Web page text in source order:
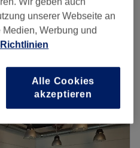
Karte anzeigen
Schneiden
09:00–18:00
09:00–18:00
09:00
18:00
unserer Webseite an
Werbung und
Alle Cookies
akzeptieren